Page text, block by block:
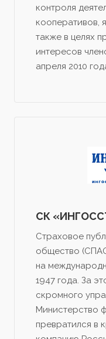
контроля
кооперативов,
также в целях
интересов
апреля 2010
СК
Страховое
общество
на
1947 года. За
скромного
Министерство
превратился в